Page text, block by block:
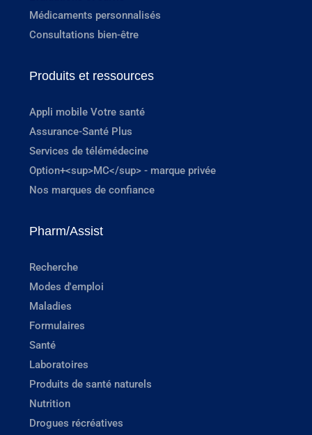
Médicaments personnalisés
Consultations bien-être
Produits et ressources
Appli mobile Votre santé
Assurance-Santé Plus
Services de télémédecine
Option+<sup>MC</sup> - marque privée
Nos marques de confiance
Pharm/Assist
Recherche
Modes d'emploi
Maladies
Formulaires
Santé
Laboratoires
Produits de santé naturels
Nutrition
Drogues récréatives